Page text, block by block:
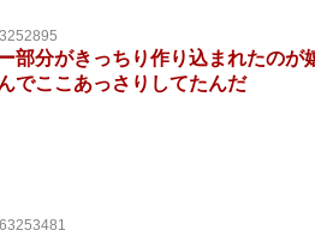
部分がきっちり作り込まれたのが
でここあっさりしてたんだ